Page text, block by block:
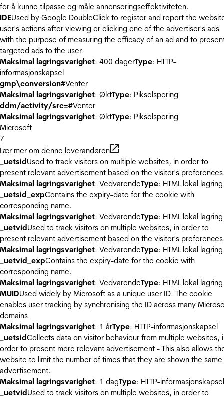
for å kunne tilpasse og måle annonseringseffektiviteten.
IDEUsed by Google DoubleClick to register and report the
user's actions after viewing or clicking one of the advertiser's ads
with the purpose of measuring the efficacy of an ad and to
targeted ads to the user.
Maksimal lagringsvarighet: 400 dagerType: HTTP-
informasjonskapsel
gmp\conversion#Venter
Maksimal lagringsvarighet: ØktType: Pikselsporing
ddm/activity/src=#Venter
Maksimal lagringsvarighet: ØktType: Pikselsporing
Microsoft
7
Lær mer om denne leverandøren
_uetsidUsed to track visitors on multiple websites, in order to
present relevant advertisement based on the visitor's
Maksimal lagringsvarighet: VedvarendeType: HTML lokal lagring
_uetsid_expContains the expiry-date for the cookie with
corresponding name.
Maksimal lagringsvarighet: VedvarendeType: HTML lokal lagring
_uetvidUsed to track visitors on multiple websites, in order to
present relevant advertisement based on the visitor's
Maksimal lagringsvarighet: VedvarendeType: HTML lokal lagring
_uetvid_expContains the expiry-date for the cookie with
corresponding name.
Maksimal lagringsvarighet: VedvarendeType: HTML lokal lagring
MUIDUsed widely by Microsoft as a unique user ID. The cookie
enables user tracking by synchronising the ID across many
domains.
Maksimal lagringsvarighet: 1 årType: HTTP-informasjonskapsel
_uetsidCollects data on visitor behaviour from multiple websites,
order to present more relevant advertisement - This also allows
website to limit the number of times that they are shown the same
advertisement.
Maksimal lagringsvarighet: 1 dagType: HTTP-informasjonskapsel
_uetvidUsed to track visitors on multiple websites, in order to